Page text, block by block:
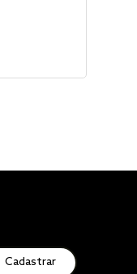
Cadastrar